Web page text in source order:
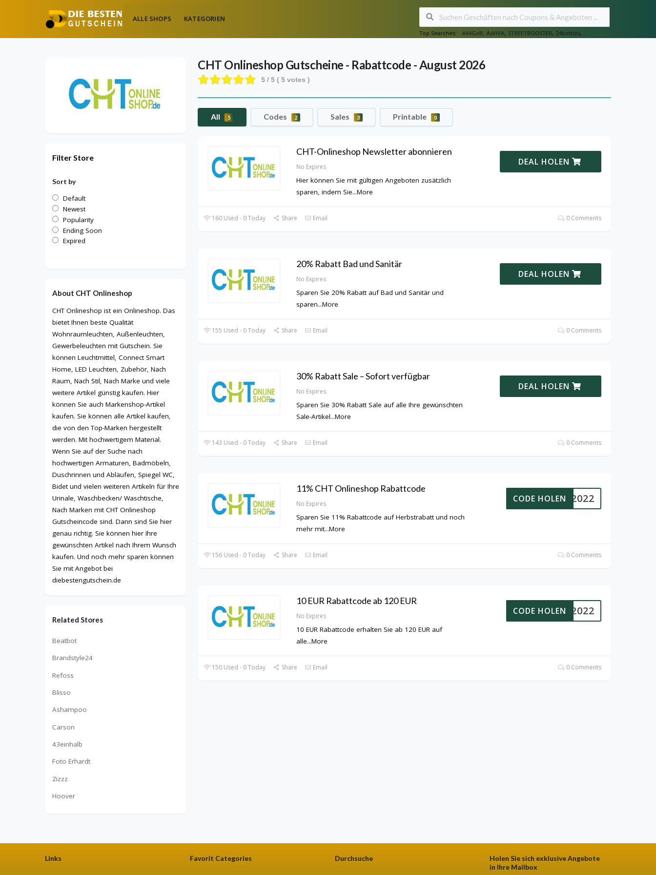
ALLE SHOPS KATEGORIEN
Top Searches: All4Golf, AsVIVA, STREETBOOSTER, 24bottles,...
CHT Onlineshop Gutscheine - Rabattcode - August 2026
5 / 5 (5 votes )
All 5 Codes 2 Sales 3 Printable 0
CHT-Onlineshop Newsletter abonnieren
No Expires
Hier können Sie mit gültigen Angeboten zusätzlich
sparen, indem Sie...More
DEAL HOLEN
160 Used - 0 Today Share Email 0 Comments
20% Rabatt Bad und Sanitär
No Expires
Sparen Sie 20% Rabatt auf Bad und Sanitär und
sparen...More
DEAL HOLEN
155 Used - 0 Today Share Email 0 Comments
30% Rabatt Sale – Sofort verfügbar
No Expires
Sparen Sie 30% Rabatt Sale auf alle Ihre gewünschten
Sale-Artikel...More
DEAL HOLEN
143 Used - 0 Today Share Email 0 Comments
11% CHT Onlineshop Rabattcode
No Expires
Sparen Sie 11% Rabattcode auf Herbstrabatt und noch
mehr mit...More
HTEN2022
CODE HOLEN
156 Used - 0 Today Share Email 0 Comments
10 EUR Rabattcode ab 120 EUR
No Expires
10 EUR Rabattcode erhalten Sie ab 120 EUR auf
alle...More
HTEN2022
CODE HOLEN
150 Used - 0 Today Share Email 0 Comments
Filter Store
Sort by
Default
Newest
Popularity
Ending Soon
Expired
About CHT Onlineshop
CHT Onlineshop ist ein Onlineshop. Das
bietet Ihnen beste Qualität
Wohnraumleuchten, Außenleuchten,
Gewerbeleuchten mit Gutschein. Sie
können Leuchtmittel, Connect Smart
Home, LED Leuchten, Zubehör, Nach
Raum, Nach Stil, Nach Marke und viele
weitere Artikel günstig kaufen. Hier
können Sie auch Markenshop-Artikel
kaufen. Sie können alle Artikel kaufen,
die von den Top-Marken hergestellt
werden. Mit hochwertigem Material.
Wenn Sie auf der Suche nach
hochwertigen Armaturen, Badmöbeln,
Duschrinnen und Abläufen, Spiegel WC,
Bidet und vielen weiteren Artikeln für Ihre
Urinale, Waschbecken/ Waschtische,
Nach Marken mit CHT Onlineshop
Gutscheincode sind. Dann sind Sie hier
genau richtig. Sie können hier Ihre
gewünschten Artikel nach Ihrem Wunsch
kaufen. Und noch mehr sparen können
Sie mit Angebot bei
diebestengutschein.de
Related Stores
Beatbot
Brandstyle24
Refoss
Blisso
Ashampoo
Carson
43einhalb
Foto Erhardt
Zizzz
Hoover
Links Favorit Categories Durchsuche
Holen Sie sich exklusive Angebote
in Ihre Mailbox